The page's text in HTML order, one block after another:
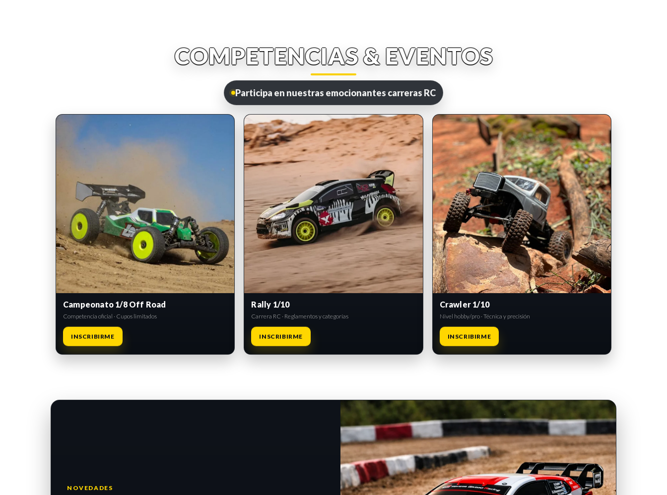
COMPETENCIAS & EVENTOS
Participa en nuestras emocionantes carreras RC
INSCRIPCIONES ABIERTAS
Campeonato 1/8 Off Road
Competencia oficial · Cupos limitados
INSCRIBIRME
INSCRIPCIONES ABIERTAS
Rally 1/10
Carrera RC · Reglamentos y categorías
INSCRIBIRME
INSCRIPCIONES ABIERTAS
Crawler 1/10
Nivel hobby/pro · Técnica y precisión
INSCRIBIRME
NOVEDADES